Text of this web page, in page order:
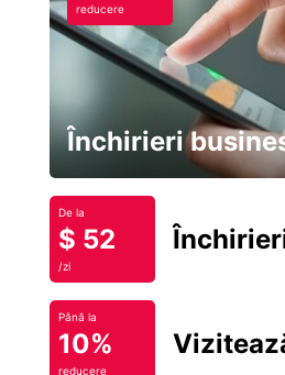
reducere
Închirieri
De la
$ 52
/zi
Până la
10%
reducere